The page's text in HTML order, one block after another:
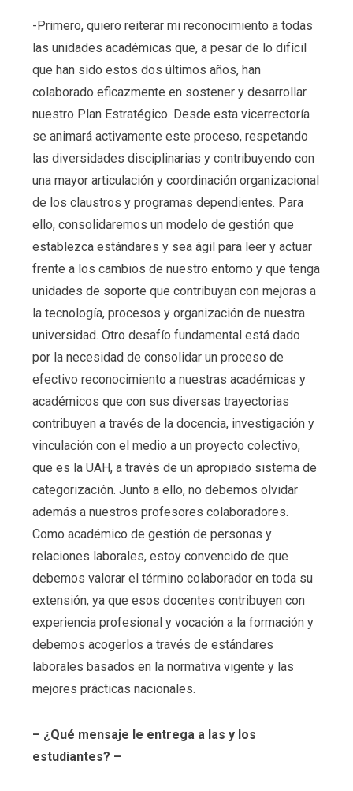
-Primero, quiero reiterar mi reconocimiento a todas
las unidades académicas que, a pesar de lo difícil
que han sido estos dos últimos años, han
colaborado eficazmente en sostener y desarrollar
nuestro Plan Estratégico. Desde esta vicerrectoría
se animará activamente este proceso, respetando
las diversidades disciplinarias y contribuyendo con
una mayor articulación y coordinación organizacional
de los claustros y programas dependientes. Para
ello, consolidaremos un modelo de gestión que
establezca estándares y sea ágil para leer y actuar
frente a los cambios de nuestro entorno y que tenga
unidades de soporte que contribuyan con mejoras a
la tecnología, procesos y organización de nuestra
universidad. Otro desafío fundamental está dado
por la necesidad de consolidar un proceso de
efectivo reconocimiento a nuestras académicas y
académicos que con sus diversas trayectorias
contribuyen a través de la docencia, investigación y
vinculación con el medio a un proyecto colectivo,
que es la UAH, a través de un apropiado sistema de
categorización. Junto a ello, no debemos olvidar
además a nuestros profesores colaboradores.
Como académico de gestión de personas y
relaciones laborales, estoy convencido de que
debemos valorar el término colaborador en toda su
extensión, ya que esos docentes contribuyen con
experiencia profesional y vocación a la formación y
debemos acogerlos a través de estándares
laborales basados en la normativa vigente y las
mejores prácticas nacionales.
– ¿Qué mensaje le entrega a las y los
estudiantes? –